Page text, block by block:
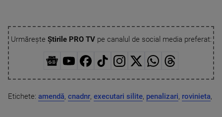
Urmărește Știrile PRO TVpe canalul de social media preferat:
Etichete: amendă, cnadnr, executari silite, penalizari, rovinieta,